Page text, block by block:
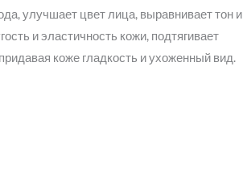
улучшает цвет лица, выравнивает тон и
и эластичность кожи, подтягивает
коже гладкость и ухоженный вид.